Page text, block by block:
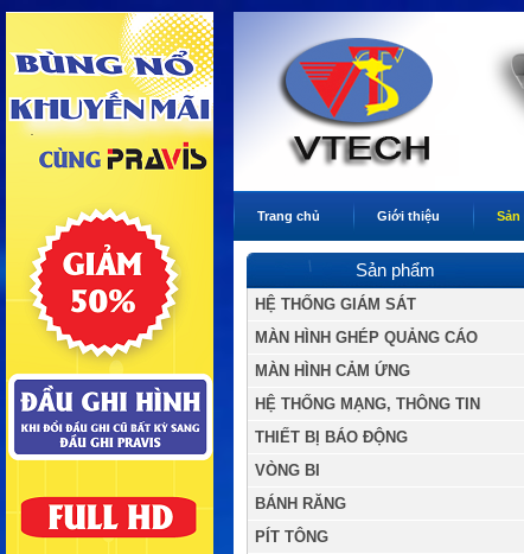
Trang chủ Giới thiệu Sản
Sản phẩm
HỆ THỐNG GIÁM SÁT
MÀN HÌNH GHÉP QUẢNG CÁO
MÀN HÌNH CẢM ỨNG
HỆ THỐNG MẠNG, THÔNG TIN
THIẾT BỊ BÁO ĐỘNG
VÒNG BI
BÁNH RĂNG
PÍT TÔNG